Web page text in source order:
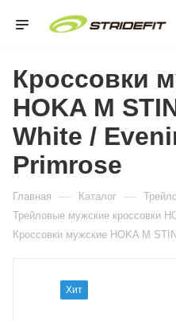
Кроссовки
HOKA M
White /
Primrose
Главная — Каталог —
Трейловые мужские кроссовки
Кроссовки мужские HOKA M
Хит